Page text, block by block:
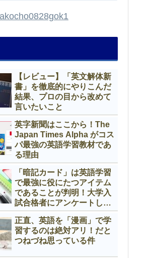
【レビュー】「英文解体新
書」を徹底的にやりこんだ
結果、プロの目から改めて
言いたいこと
英字新聞はここから！The
Japan Times Alpha がコス
パ最強の英語学習教材であ
る理由
「暗記カード」は英語学習
で最強に役にたつアイテム
であることが判明！大学入
試合格者にアンケートして
みたよ
正直、英語を「漫画」で学
習するのは絶対アリ！だと
つねづね思っている件